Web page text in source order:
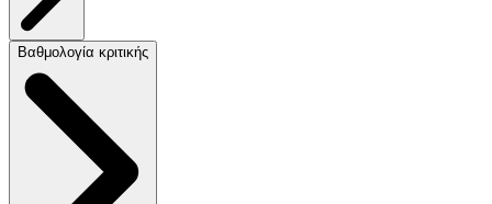
Βαθμολογία κριτικής